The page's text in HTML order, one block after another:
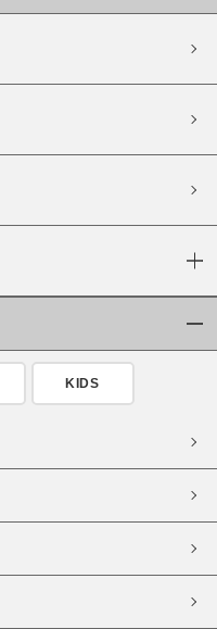
WEB限定
KIDS